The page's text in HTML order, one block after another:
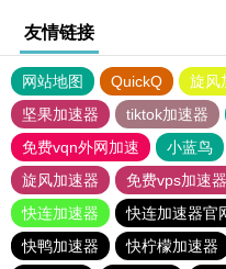
友情链接
网站地图 QuickQ 旋风
坚果加速器
tiktok加速器
免费vqn外网加速
小蓝鸟
旋风加速器
免费vps加速
快连加速器
快连加速器官
快鸭加速器
快柠檬加速器